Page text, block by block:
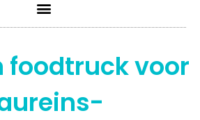
foodtruck voor